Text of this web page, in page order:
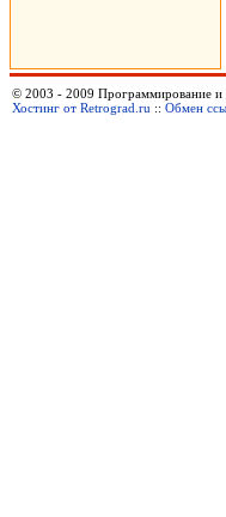
© 2003 - 2009 Программирование и
Хостинг от Retrograd.ru :: Обмен